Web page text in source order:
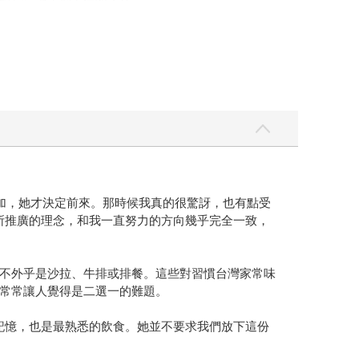
她才決定前來。那時候我真的很驚訝，也有點受
廣的理念，和我一直努力的方向幾乎完全一致，
外乎是沙拉、牛排或排餐。這些對習慣台灣家常味
常讓人覺得是二選一的難題。
，也是最熟悉的飲食。她並不要求我們放下這份